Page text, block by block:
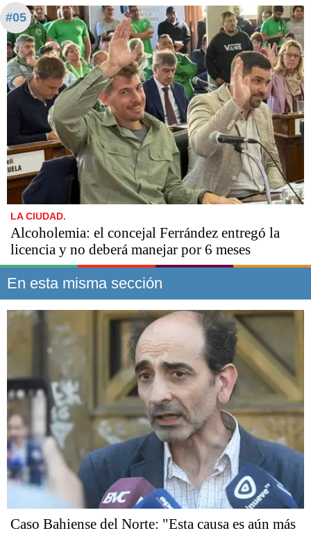
#05
LA CIUDAD.
Alcoholemia: el concejal Ferrández entregó la
licencia y no deberá manejar por 6 meses
En esta misma sección
Caso Bahiense del Norte: "Esta causa es aún más